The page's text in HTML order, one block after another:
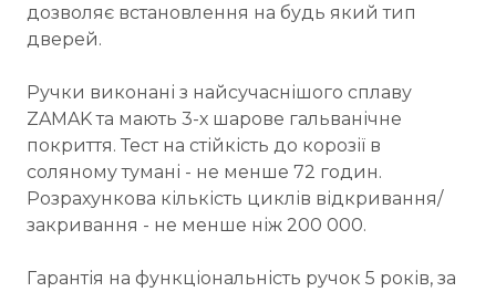
дозволяє встановлення на будь який тип
дверей.
Ручки виконані з найсучаснішого сплаву
ZAMAK та мають 3-х шарове гальванічне
покриття. Тест на стійкість до корозії в
соляному тумані - не менше 72 годин.
Розрахункова кількість циклів відкривання/
закривання - не менше ніж 200 000.
Гарантія на функціональність ручок 5 років, за